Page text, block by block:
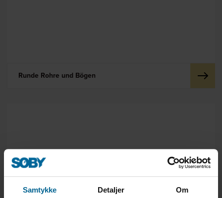
Samtykke Detaljer Om
Runde Rohre und Bögen